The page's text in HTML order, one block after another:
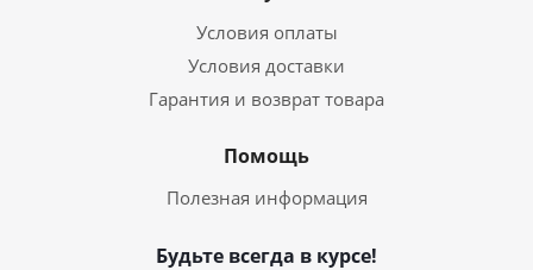
Условия оплаты
Условия доставки
Гарантия и возврат товара
Помощь
Полезная информация
Будьте всегда в курсе!